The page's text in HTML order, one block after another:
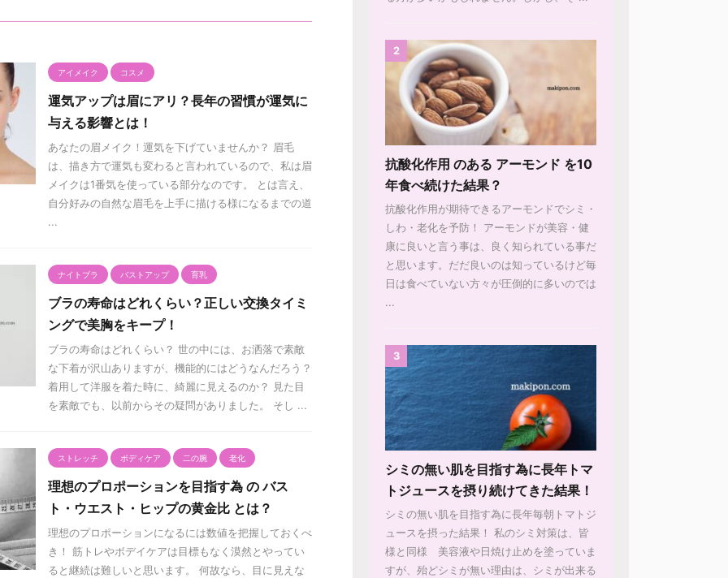
アイメイク コスメ
運気アップは眉にアリ？長年の習慣が運気に
与える影響とは！
あなたの眉メイク！運気を下げていませんか？ 眉毛
は、描き方で運気も変わると言われているので、私は眉
メイクは1番気を使っている部分なのです。 とは言え、
自分好みの自然な眉毛を上手に描ける様になるまでの道
...
ナイトブラ バストアップ 育乳
ブラの寿命はどれくらい？正しい交換タイミ
ングで美胸をキープ！
ブラの寿命はどれくらい？ 世の中には、お洒落で素敵
な下着が沢山ありますが、機能的にはどうなんだろう？
着用して洋服を着た時に、綺麗に見えるのか？ 見た目
を素敵でも、以前からその疑問がありました。 そし ...
ストレッチ ボディケア 二の腕 老化
理想のプロポーションを目指す為 の バス
ト・ウエスト・ヒップの黄金比 とは？
理想のプロポーションになるには数値を把握しておくべ
き！ 筋トレやボデイケアは目標もなく漠然とやってい
ると継続は難しいと思います。 何故なら、目に見えな
2
抗酸化作用 のある アーモンド を10
年食べ続けた結果？
抗酸化作用が期待できるアーモンドでシミ・
しわ・老化を予防！ アーモンドが美容・健
康に良いと言う事は、良く知られている事だ
と思います。だだ良いのは知っているけど毎
日は食べていない方々が圧倒的に多いのでは
...
3
シミの無い肌を目指す為に長年トマ
トジュースを摂り続けてきた結果！
シミの無い肌を目指す為に長年毎朝トマトジ
ュースを摂った結果！ 私のシミ対策は、皆
様と同様 美容液や日焼け止めを塗っていま
すが、殆どシミが無い理由は、シミが出来る